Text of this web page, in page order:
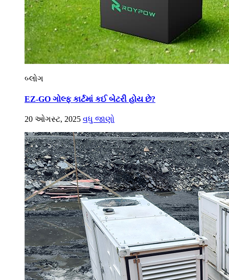
બ્લોગ
EZ-GO ગોલ્ફ કાર્ટમાં કઈ બેટરી હોય છે?
20 ઓગસ્ટ, 2025 વધુ જાણો